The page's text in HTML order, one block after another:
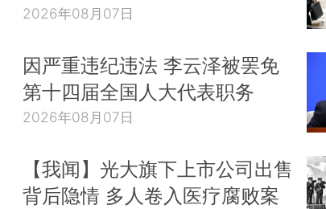
2026年08月07日
因严重违纪违法 李云泽被罢免
第十四届全国人大代表职务
2026年08月07日
【我闻】光大旗下上市公司出售
背后隐情 多人卷入医疗腐败案